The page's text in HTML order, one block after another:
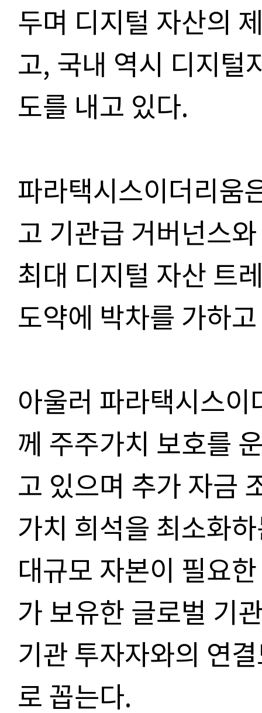
두며 디지털 자산의
고, 국내 역시 디지털
도를 내고 있다.
파라택시스이더리움
고 기관급 거버넌스
최대 디지털 자산 트
도약에 박차를 가하
아울러 파라택시스
께 주주가치 보호를
고 있으며 추가 자금
가치 희석을 최소화
대규모 자본이 필요
가 보유한 글로벌 기
기관 투자자와의 연
로 꼽는다.